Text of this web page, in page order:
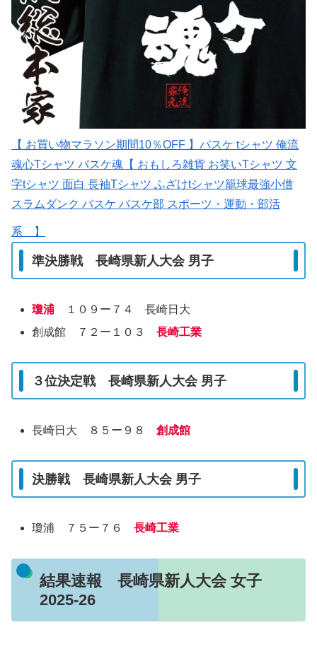
【 お買い物マラソン期間10％OFF 】バスケ tシャツ 俺流
魂心Tシャツ バスケ魂【 おもしろ雑貨 お笑いTシャツ 文
字tシャツ 面白 長袖Tシャツ ふざけtシャツ籠球最強小僧
スラムダンク バスケ バスケ部 スポーツ・運動・部活
系 】
準決勝戦 長崎県新人大会 男子
瓊浦 １０９ー７４ 長崎日大
創成館 ７２ー１０３長崎工業
３位決定戦 長崎県新人大会 男子
長崎日大 ８５ー９８創成館
決勝戦 長崎県新人大会 男子
瓊浦 ７５ー７６長崎工業
結果速報 長崎県新人大会 女子
2025-26